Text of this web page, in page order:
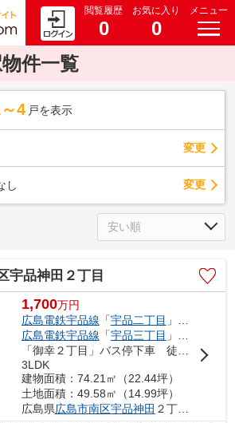
閲覧履歴
0
お気に入り
0
メニュー
件一覧
4 戸を表示
変更
し 変更
宇品神田２丁目
1,700万円
広島電鉄宇品線 「宇品二丁目 」駅 徒歩2分
広島電鉄宇品線 「宇品三丁目 」駅 徒歩3分
「御幸２丁目」バス停下車 徒歩3分
3LDK
建物面積：74.21㎡（22.44坪）
土地面積：49.58㎡（14.99坪）
広島県広島市南区宇品神田 ２丁目11-